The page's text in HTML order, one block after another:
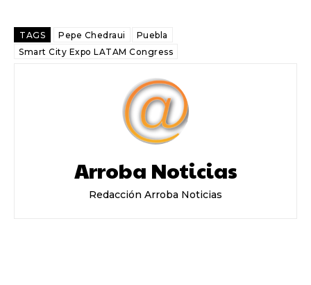
TAGS Pepe Chedraui
Puebla
Smart City Expo LATAM Congress
Arroba Noticias
Redacción Arroba Noticias